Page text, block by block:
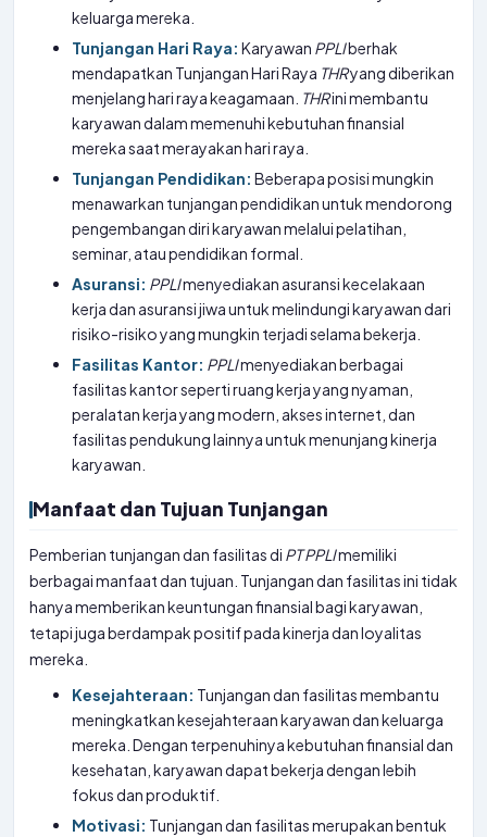
keluarga mereka.
Tunjangan Hari Raya: Karyawan PPLIberhak
mendapatkan Tunjangan Hari Raya THRyang diberikan
menjelang hari raya keagamaan. THRini membantu
karyawan dalam memenuhi kebutuhan finansial
mereka saat merayakan hari raya.
Tunjangan Pendidikan: Beberapa posisi mungkin
menawarkan tunjangan pendidikan untuk mendorong
pengembangan diri karyawan melalui pelatihan,
seminar, atau pendidikan formal.
Asuransi: PPLImenyediakan asuransi kecelakaan
kerja dan asuransi jiwa untuk melindungi karyawan dari
risiko-risiko yang mungkin terjadi selama bekerja.
Fasilitas Kantor: PPLImenyediakan berbagai
fasilitas kantor seperti ruang kerja yang nyaman,
peralatan kerja yang modern, akses internet, dan
fasilitas pendukung lainnya untuk menunjang kinerja
karyawan.
Manfaat dan Tujuan Tunjangan
Pemberian tunjangan dan fasilitas di PTPPLImemiliki
berbagai manfaat dan tujuan. Tunjangan dan fasilitas ini tidak
hanya memberikan keuntungan finansial bagi karyawan,
tetapi juga berdampak positif pada kinerja dan loyalitas
mereka.
Kesejahteraan: Tunjangan dan fasilitas membantu
meningkatkan kesejahteraan karyawan dan keluarga
mereka. Dengan terpenuhinya kebutuhan finansial dan
kesehatan, karyawan dapat bekerja dengan lebih
fokus dan produktif.
Motivasi: Tunjangan dan fasilitas merupakan bentuk